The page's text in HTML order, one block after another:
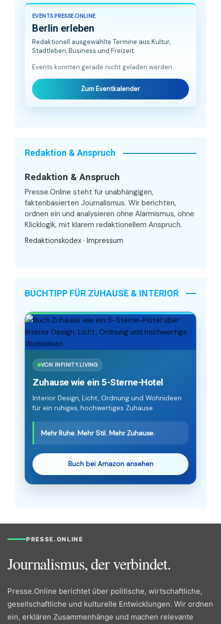
EVENTS.PRESSE.ONLINE
Berlin erleben
Redaktionell ausgewählte Termine aus Kultur,
Stadtleben, Business und Freizeit.
Events konnten gerade nicht geladen werden.
Zum Eventkalender
Redaktion & Anspruch
Redaktion & Anspruch
Presse.Online steht für unabhängigen,
faktenbasierten Journalismus. Wir berichten,
ordnen ein und analysieren ohne Alarmismus, ohne
Klicklogik, mit klarem redaktionellem Anspruch.
Redaktionskodex · Impressum
BUCHTIPP FÜR ZUHAUSE & INTERIOR
VON INFINITY.LIVING
Zuhause wie ein 5-Sterne-Hotel
Interior Design, Licht, Ordnung und Wohnideen
für ein ruhiges, hochwertiges Zuhause.
Mehr Ruhe. Mehr Stil. Mehr Zuhause.
Buch bei Amazon ansehen
PRESSE.ONLINE
Journalismus, der verbindet.
Presse.Online berichtet über politische, wirtschaftliche,
gesellschaftliche und kulturelle Entwicklungen. Wir ordnen
ein, erklären Zusammenhänge und machen relevante